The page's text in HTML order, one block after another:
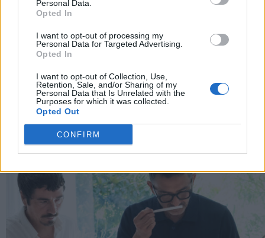
Personal Data.
Opted In
I want to opt-out of processing my
Personal Data for Targeted Advertising.
Opted In
I want to opt-out of Collection, Use,
Retention, Sale, and/or Sharing of my
Personal Data that Is Unrelated with the
Purposes for which it was collected.
Opted Out
CONFIRM
Report
RELATED POSTS